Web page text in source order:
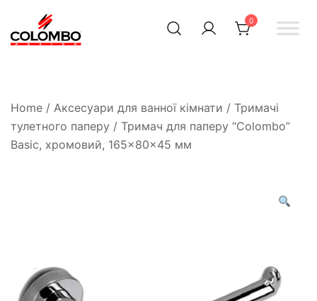
0
Home / Аксесуари для ванної кімнати / Тримачі
тулетного паперу / Тримач для паперу “Colombo”
Basic, хромовий, 165×80×45 мм